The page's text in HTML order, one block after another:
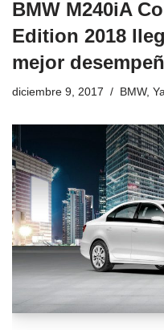
BMW M240iA
Edition 2018
mejor
diciembre 9, 2017 BMW,